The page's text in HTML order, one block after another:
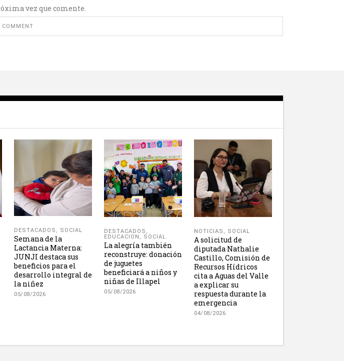
vez que comente.
DESTACADOS , SOCIAL
Semana de la
Lactancia Materna:
JUNJI destaca sus
beneficios para el
desarrollo integral de
la niñez
05/08/2026
DESTACADOS ,
EDUCACION , SOCIAL
La alegría también
reconstruye: donación
de juguetes
beneficiará a niños y
niñas de Illapel
05/08/2026
NOTICIAS , SOCIAL
A solicitud de
diputada Nathalie
Castillo, Comisión de
Recursos Hídricos
cita a Aguas del Valle
a explicar su
respuesta durante la
emergencia
04/08/2026